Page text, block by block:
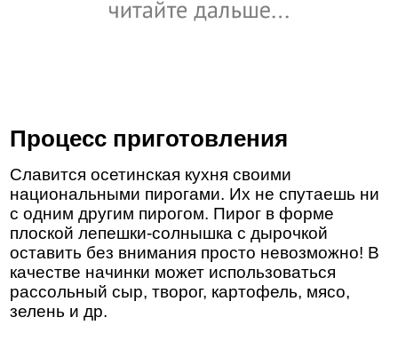
Процесс приготовления
Славится осетинская кухня своими
национальными пирогами. Их не спутаешь ни
с одним другим пирогом. Пирог в форме
плоской лепешки-солнышка с дырочкой
оставить без внимания просто невозможно! В
качестве начинки может использоваться
рассольный сыр, творог, картофель, мясо,
зелень и др.